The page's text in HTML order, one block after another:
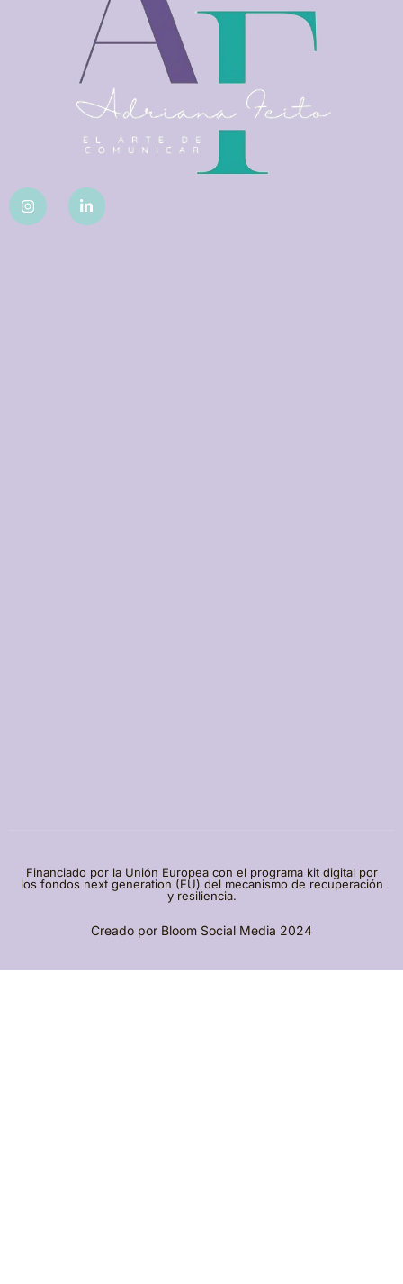
Financiado por la Unión Europea con el programa kit digital por
los fondos next generation (EU) del mecanismo de recuperación
y resiliencia.
Creado por Bloom Social Media 2024